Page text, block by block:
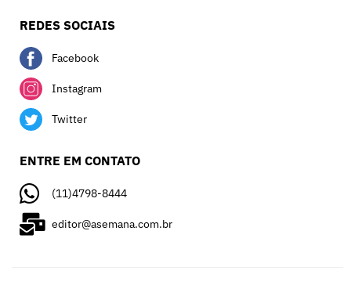
REDES SOCIAIS
Facebook
Instagram
Twitter
ENTRE EM CONTATO
(11)4798-8444
editor@asemana.com.br